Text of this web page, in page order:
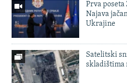
Prva poseta
Najava
Ukrajine
Satelitski
skladištima